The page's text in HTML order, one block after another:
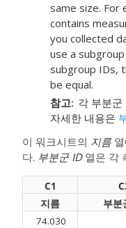
same size. For
contains
you collected
use a
subgroup IDs,
be equal.
참고 각 부분
자세한 내용은
이 워크시트의 지름
다. 부분군 ID열은 각
C1
지름
부분
74.030